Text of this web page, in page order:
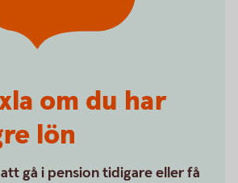
om du har
lön
gå i pension tidigare eller få